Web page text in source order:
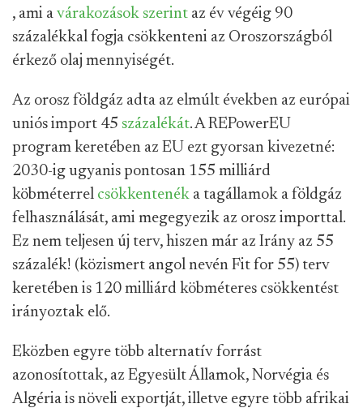
, ami a várakozások szerint az év végéig 90
százalékkal fogja csökkenteni az Oroszországból
érkező olaj mennyiségét.
Az orosz földgáz adta az elmúlt években az európai
uniós import 45 százalékát. A REPowerEU
program keretében az EU ezt gyorsan kivezetné:
2030-ig ugyanis pontosan 155 milliárd
köbméterrel csökkentenék a tagállamok a földgáz
felhasználását, ami megegyezik az orosz importtal.
Ez nem teljesen új terv, hiszen már az Irány az 55
százalék! (közismert angol nevén Fit for 55) terv
keretében is 120 milliárd köbméteres csökkentést
irányoztak elő.
Eközben egyre több alternatív forrást
azonosítottak, az Egyesült Államok, Norvégia és
Algéria is növeli exportját, illetve egyre több afrikai